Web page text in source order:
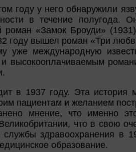
году у него обнаружили
в течение полугода.
«Замок Броуди»
году вышел роман «Три
уже международную
высокооплачиваемым
в 1937 году. Эта история
пациентам и желанием
мнение, что именно
что в свою
здравоохранения в
образование.